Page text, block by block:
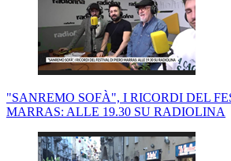
"SANREMO SOFÀ", I RICORDI DEL
MARRAS: ALLE 19.30 SU RADIOLINA